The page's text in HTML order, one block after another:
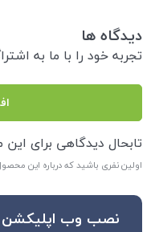
دیدگاه ها
تجربه خود را با ما به
تابحال دیدگاهی برای
اولین نفری باشید که درباره این
نصب وب اپلیکشن